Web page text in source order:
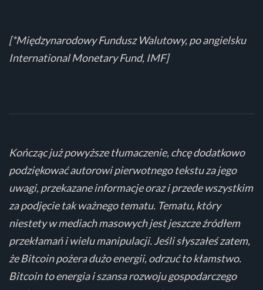
[*Międzynarodowy Fundusz Walutowy, po angielsku
International Monetary Fund, IMF]
Kończąc już powyższe tłumaczenie, chcę dodatkowo
podziękować autorowi pierwotnego tekstu za jego
uwagi, przekazane informacje oraz i przede wszystkim
za podjęcie tak ważnego tematu. Tematu, który
niestety w mediach masowych jest jeszcze źródłem
przekłamań i wielu manipulacji. Jeśli słyszałeś zatem,
że Bitcoin pożera dużo energii, odrzuć to kłamstwo.
Bitcoin to energia i szansa rozwoju gospodarczego